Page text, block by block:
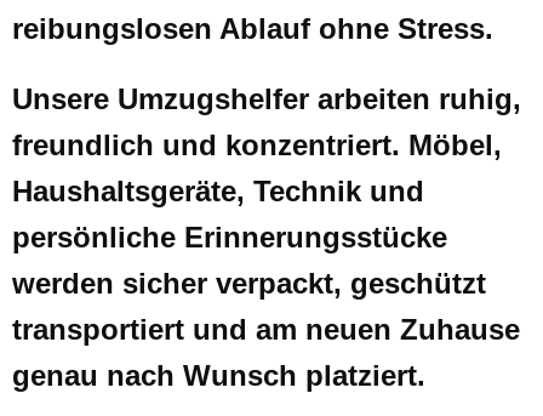
reibungslosen Ablauf ohne Stress.
Unsere Umzugshelfer arbeiten ruhig,
freundlich und konzentriert. Möbel,
Haushaltsgeräte, Technik und
persönliche Erinnerungsstücke
werden sicher verpackt, geschützt
transportiert und am neuen Zuhause
genau nach Wunsch platziert.